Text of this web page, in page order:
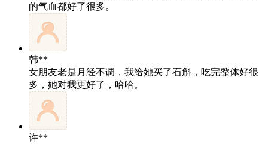
的气血都好了很多。
韩**
女朋友老是月经不调，我给她买了石斛，吃完整体好很
多，她对我更好了，哈哈。
许**